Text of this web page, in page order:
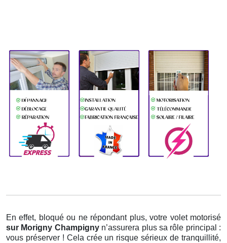
En effet, bloqué ou ne répondant plus, votre volet motorisé
sur Morigny Champigny n’assurera plus sa rôle principal :
vous préserver ! Cela crée un risque sérieux de tranquillité,